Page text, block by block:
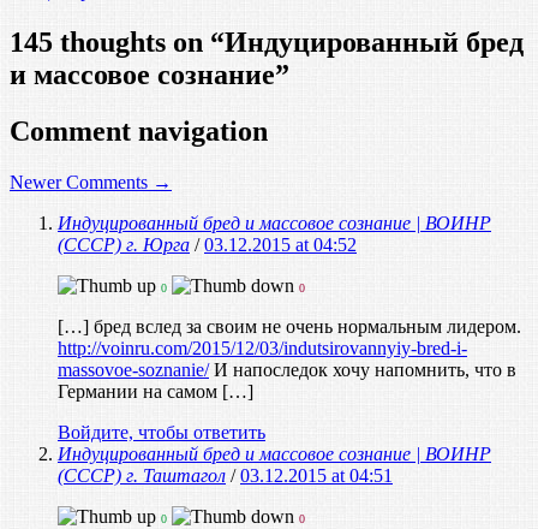
145 thoughts on “Индуцированный бред
и массовое сознание”
Comment navigation
Newer Comments →
Индуцированный бред и массовое сознание | ВОИНР
(СССР) г. Юрга /03.12.2015 at 04:52
0 0
[…] бред вслед за своим не очень нормальным лидером.
http://voinru.com/2015/12/03/indutsirovannyiy-bred-i-
massovoe-soznanie/И напоследок хочу напомнить, что в
Германии на самом […]
Войдите, чтобы ответить
Индуцированный бред и массовое сознание | ВОИНР
(СССР) г. Таштагол /03.12.2015 at 04:51
0 0